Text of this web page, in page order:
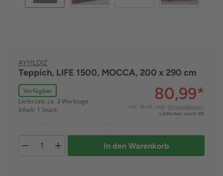
AYYILDIZ
Teppich, LIFE 1500, MOCCA, 200 x 290 cm
Verfügbar
Lieferzeit: ca. 3 Werktage
Inhalt: 1 Stück
80,99*
inkl. MwSt. zzgl. Versandkosten:
Lieferbar nach DE
In den Warenkorb